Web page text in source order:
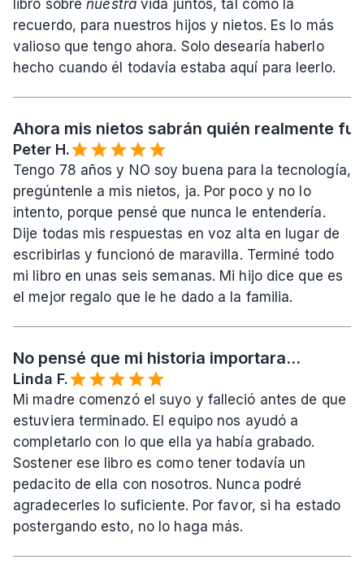
libro sobre nuestra vida juntos, tal como la
recuerdo, para nuestros hijos y nietos. Es lo más
valioso que tengo ahora. Solo desearía haberlo
hecho cuando él todavía estaba aquí para leerlo.
Ahora mis nietos sabrán quién realmente fui
Peter H.
Tengo 78 años y NO soy buena para la tecnología,
pregúntenle a mis nietos, ja. Por poco y no lo
intento, porque pensé que nunca le entendería.
Dije todas mis respuestas en voz alta en lugar de
escribirlas y funcionó de maravilla. Terminé todo
mi libro en unas seis semanas. Mi hijo dice que es
el mejor regalo que le he dado a la familia.
No pensé que mi historia importara...
Linda F.
Mi madre comenzó el suyo y falleció antes de que
estuviera terminado. El equipo nos ayudó a
completarlo con lo que ella ya había grabado.
Sostener ese libro es como tener todavía un
pedacito de ella con nosotros. Nunca podré
agradecerles lo suficiente. Por favor, si ha estado
postergando esto, no lo haga más.